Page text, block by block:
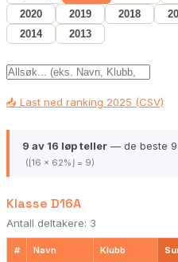
2020
2019 2018
2014
2013
📥 Last ned ranking 2025 (CSV)
9 av 16 løp teller — de beste 9
(⌊16 × 62%⌋ = 9)
Klasse D16A
Antall deltakere: 3
# Navn Klubb